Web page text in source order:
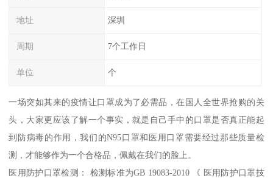
地址 深圳
周期 7个工作日
单位 个
一场突如其来的疫情让口罩成为了必需品，在国人全世界抢购的关
头，大家更应该了解一个事实，就是自己手中的口罩是否真正能起
到防病毒的作用，我们的N95口罩和医用口罩需要经过那些质量检
测，才能够作为一个合格品，佩戴在我们的脸上。
医用防护口罩检测： 检测标准为GB 19083-2010 《 医用防护口罩技